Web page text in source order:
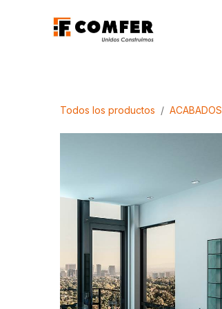
Todos los productos ACABADOS